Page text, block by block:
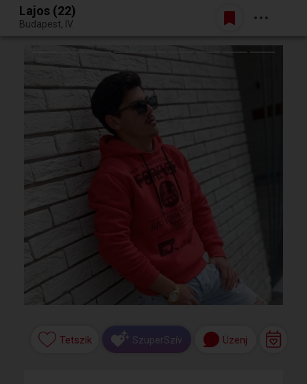
Egy jó randiból bármi lehet.
Belépés
Lajos (22)
Budapest, IV.
Tetszik SzuperSzív Üzenj